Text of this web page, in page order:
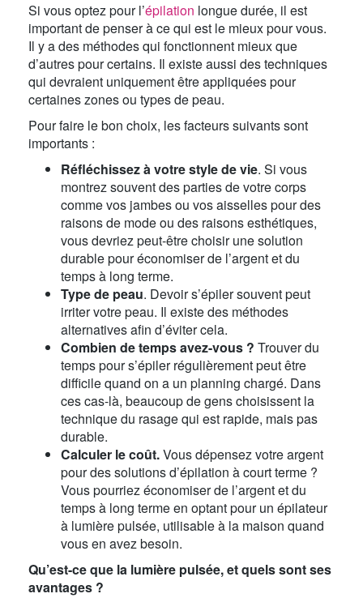
Si vous optez pour l’épilation longue durée, il est
important de penser à ce qui est le mieux pour vous.
Il y a des méthodes qui fonctionnent mieux que
d’autres pour certains. Il existe aussi des techniques
qui devraient uniquement être appliquées pour
certaines zones ou types de peau.
Pour faire le bon choix, les facteurs suivants sont
importants :
Réfléchissez à votre style de vie. Si vous
montrez souvent des parties de votre corps
comme vos jambes ou vos aisselles pour des
raisons de mode ou des raisons esthétiques,
vous devriez peut-être choisir une solution
durable pour économiser de l’argent et du
temps à long terme.
Type de peau. Devoir s’épiler souvent peut
irriter votre peau. Il existe des méthodes
alternatives afin d’éviter cela.
Combien de temps avez-vous ? Trouver du
temps pour s’épiler régulièrement peut être
difficile quand on a un planning chargé. Dans
ces cas-là, beaucoup de gens choisissent la
technique du rasage qui est rapide, mais pas
durable.
Calculer le coût.Vous dépensez votre argent
pour des solutions d’épilation à court terme ?
Vous pourriez économiser de l’argent et du
temps à long terme en optant pour un épilateur
à lumière pulsée, utilisable à la maison quand
vous en avez besoin.
Qu’est-ce que la lumière pulsée, et quels sont ses
avantages ?